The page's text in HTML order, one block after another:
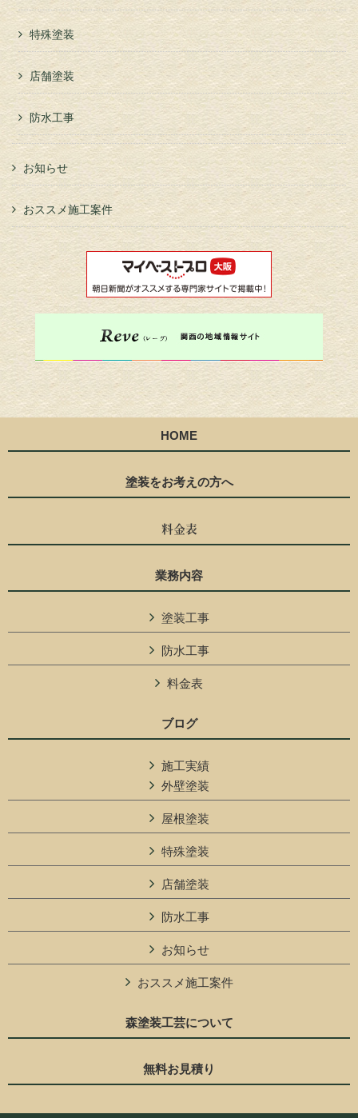
特殊塗装
店舗塗装
防水工事
お知らせ
おススメ施工案件
HOME
塗装をお考えの方へ
料金表
業務内容
塗装工事
防水工事
料金表
ブログ
施工実績
外壁塗装
屋根塗装
特殊塗装
店舗塗装
防水工事
お知らせ
おススメ施工案件
森塗装工芸について
無料お見積り